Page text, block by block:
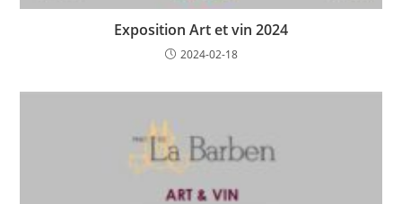
Exposition Art et vin 2024
2024-02-18